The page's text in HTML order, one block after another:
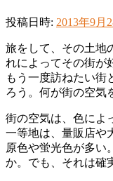
投稿日時: 2013年9月
旅をして、その土地
れによってその街が
もう一度訪ねたい街
ろう。何が街の空気
街の空気は、色によ
一等地は、量販店や
原色や蛍光色が多い
か。でも、それは確